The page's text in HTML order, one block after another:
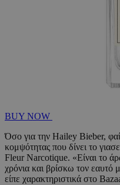
BUY NOW
Όσο για την Hailey Bieber,
κομψότητας που δίνει το
Fleur Narcotique. «Είναι το
χρόνια και βρίσκω τον εαυτό
είπε χαρακτηριστικά στο